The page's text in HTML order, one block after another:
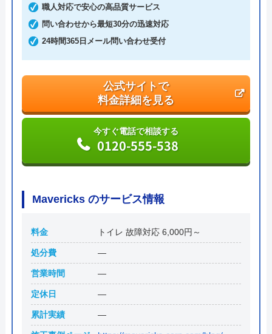
創業・設立 平成4年6月1日創業
本社所在地
〒542-0066
職人対応で安心の高品質サービス
問い合わせから最短30分の迅速対応
24時間365日メール問い合わせ受付
公式サイトで
料金詳細を見る
今すぐ電話で相談する
0120-555-538
Mavericks のサービス情報
料金 トイレ 故障対応 6,000円～
処分費 ―
営業時間 ―
定休日 ―
累計実績 ―